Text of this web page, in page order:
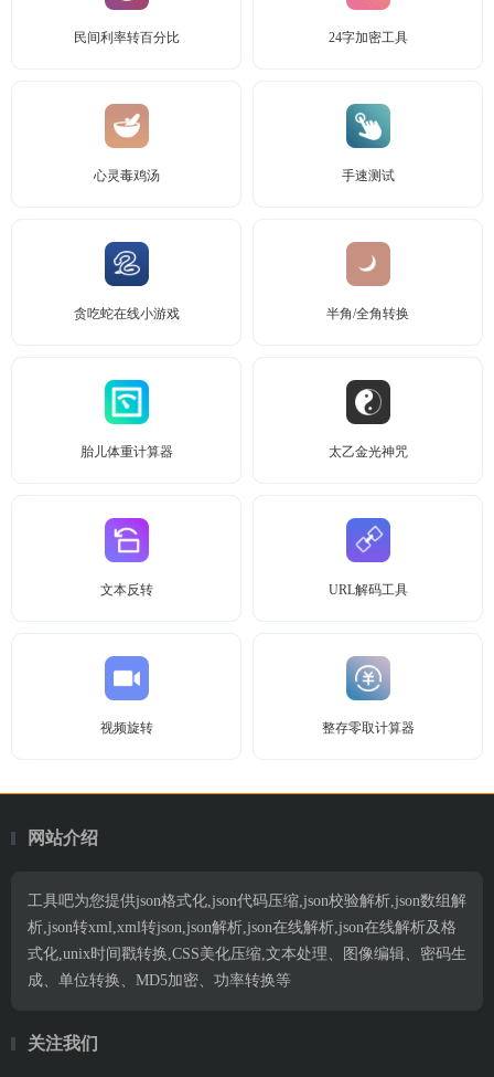
民间利率转百分比 24字加密工具
心灵毒鸡汤 手速测试
贪吃蛇在线小游戏 半角/全角转换
胎儿体重计算器 太乙金光神咒
文本反转 URL解码工具
视频旋转 整存零取计算器
网站介绍
工具吧为您提供json格式化,json代码压缩,json校验解析,json数组解
析,json转xml,xml转json,json解析,json在线解析,json在线解析及格
式化,unix时间戳转换,CSS美化压缩,文本处理、图像编辑、密码生
成、单位转换、MD5加密、功率转换等
关注我们